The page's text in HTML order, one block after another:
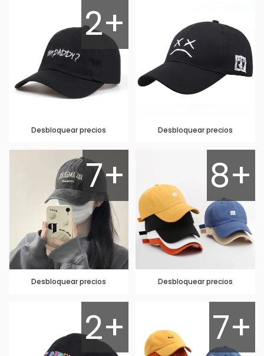
2+
Desbloquear precios Desbloquear precios
7+
Desbloquear precios
8+
Desbloquear precios
2+ 7+